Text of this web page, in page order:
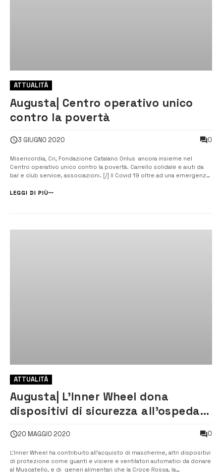
ATTUALITÀ
Augusta| Centro operativo unico
contro la povertà
3 GIUGNO 2020 0
Misericordia, Cri, Fondazione Catalano Onlus ancora insieme nel
Centro operativo unico contro la povertà. Carrello solidale e aiuti da
bar e club service, associazioni. [/] Il Covid 19 oltre ad una emergenza
perché ne ha minato la stabilità economica, in alcuni casi già precari...
LEGGI DI PIÙ
ATTUALITÀ
Augusta| L’Inner Wheel dona
dispositivi di sicurezza all’ospedale
20 MAGGIO 2020 0
L’Inner Wheel ha contribuito all’acquisto di mascherine, altri dispositivi
di protezione come guanti e visiere e ventilatori automatici da donare
al Muscatello, e di generi alimentari che la Croce Rossa, la